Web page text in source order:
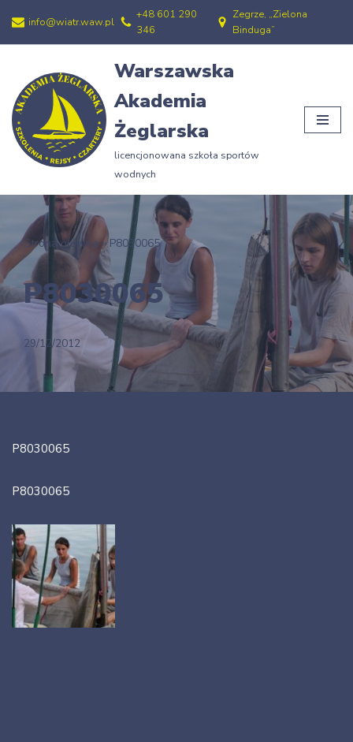
Przejdź
treści
info@wiatr.waw.pl
+48 601 290
346
Zegrze, „Zielona
Binduga”
Warszawska
Akademia
Żeglarska
licencjonowana szkoła sportów
wodnych
Strona główna»P8030065
P8030065
29/12/2012
P8030065
P8030065